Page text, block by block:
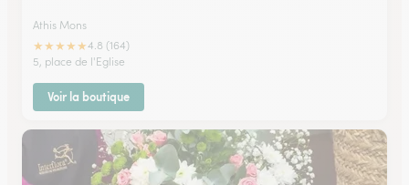
Athis Mons
★★★★★4.8 (164)
5, place de l'Eglise
Voir la boutique